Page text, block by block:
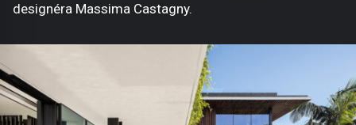
designéra Massima Castagny.